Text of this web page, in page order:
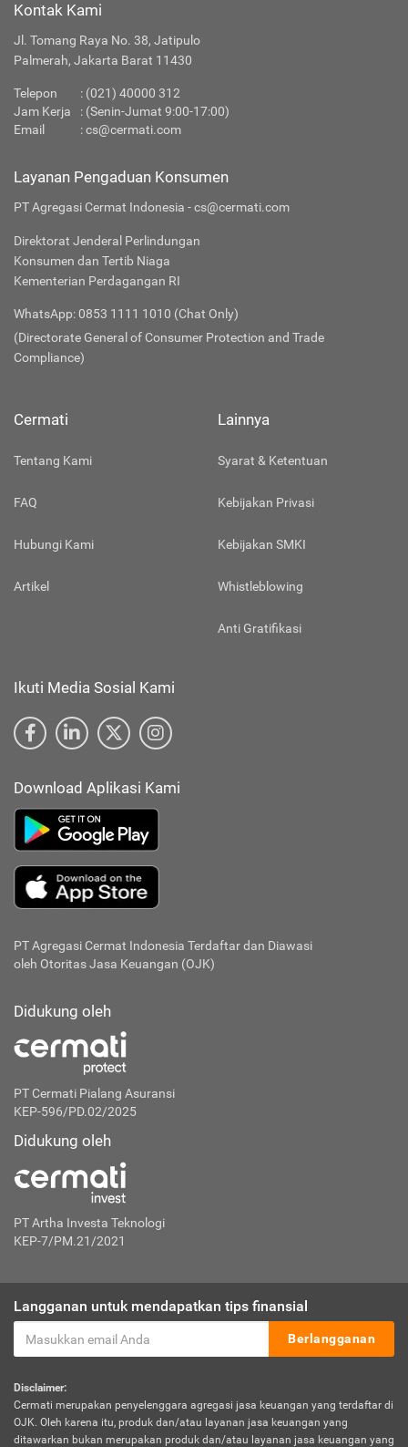
Kontak Kami
Jl. Tomang Raya No. 38, Jatipulo
Palmerah, Jakarta Barat 11430
Telepon
: (021) 40000 312
Jam Kerja
: (Senin-Jumat 9:00-17:00)
Email
:cs@cermati.com
Layanan Pengaduan Konsumen
PT Agregasi Cermat Indonesia - cs@cermati.com
Direktorat Jenderal Perlindungan
Konsumen dan Tertib Niaga
Kementerian Perdagangan RI
WhatsApp: 0853 1111 1010 (Chat Only)
(Directorate General of Consumer Protection and Trade
Compliance)
Cermati
Tentang Kami
FAQ
Hubungi Kami
Artikel
Lainnya
Syarat & Ketentuan
Kebijakan Privasi
Kebijakan SMKI
Whistleblowing
Anti Gratifikasi
Ikuti Media Sosial Kami
Download Aplikasi Kami
PT Agregasi Cermat Indonesia Terdaftar dan Diawasi
oleh Otoritas Jasa Keuangan (OJK)
Didukung oleh
PT Cermati Pialang Asuransi
KEP-596/PD.02/2025
Didukung oleh
PT Artha Investa Teknologi
KEP-7/PM.21/2021
Langganan untuk mendapatkan tips finansial
Berlangganan
Disclaimer:
Cermati merupakan penyelenggara agregasi jasa keuangan yang terdaftar di
OJK. Oleh karena itu, produk dan/atau layanan jasa keuangan yang
ditawarkan bukan merupakan produk dan/atau layanan jasa keuangan yang